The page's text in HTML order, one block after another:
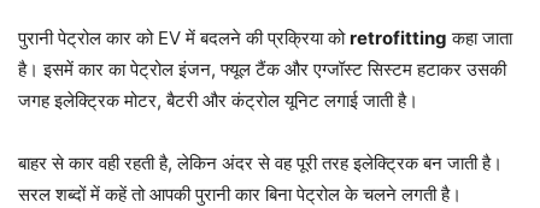
पुरानी पेट्रोल कार को EV में बदलने की प्रक्रिया कोretrofitting कहा जाता
है। इसमें कार का पेट्रोल इंजन, फ्यूल टैंक और एग्जॉस्ट सिस्टम हटाकर उसकी
जगह इलेक्ट्रिक मोटर, बैटरी और कंट्रोल यूनिट लगाई जाती है।
बाहर से कार वही रहती है, लेकिन अंदर से वह पूरी तरह इलेक्ट्रिक बन जाती है।
सरल शब्दों में कहें तो आपकी पुरानी कार बिना पेट्रोल के चलने लगती है।